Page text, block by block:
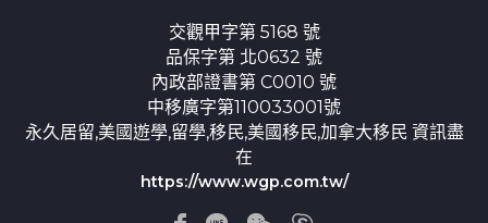
交觀甲字第 5168 號
品保字第 北0632 號
內政部證書第 C0010 號
中移廣字第110033001號
永久居留,美國遊學,留學,移民,美國移民,加拿大移民 資訊盡
在
https://www.wgp.com.tw/